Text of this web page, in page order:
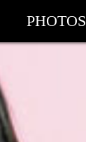
PHOTOS